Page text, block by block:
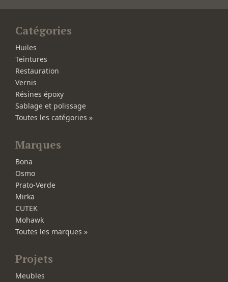
Catégories
Huiles
Teintures
Restauration
Vernis
Résines époxy
Sablage et polissage
Toutes les catégories »
Marques
Bona
Osmo
Prato-Verde
Mirka
CUTEK
Mohawk
Toutes les marques »
Projets
Meubles